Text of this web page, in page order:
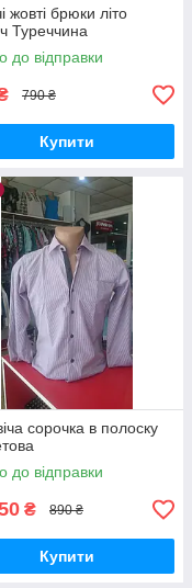
жовті брюки літо
Туреччина
до відправки
790 ₴
Купити
сорочка в полоску
до відправки
₴ 890 ₴
Купити